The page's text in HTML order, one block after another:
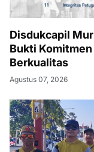
Disdukcapil
Bukti
Berkualitas
Agustus 07, 2026